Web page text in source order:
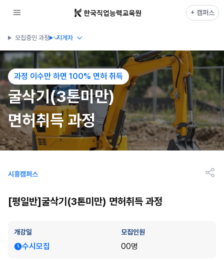
+ 캠퍼스
모집중인 과정 지게차
과정 이수만 하면 100% 면허 취득
굴삭기(3톤미만)
면허취득 과정
시흥캠퍼스
[평일반]굴삭기(3톤미만) 면허취득 과정
개강일
수시모집
모집인원
00명